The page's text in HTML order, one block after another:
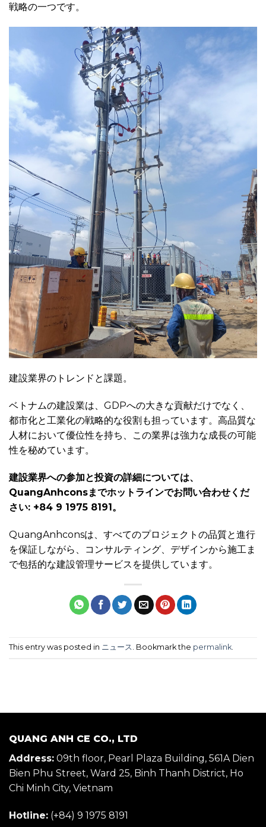
戦略の一つです。
建設業界のトレンドと課題。
ベトナムの建設業は、GDPへの大きな貢献だけでなく、
都市化と工業化の戦略的な役割も担っています。高品質な
人材において優位性を持ち、この業界は強力な成長の可能
性を秘めています。
建設業界への参加と投資の詳細については、
QuangAnhconsまでホットラインでお問い合わせくだ
さい: +84 9 1975 8191。
QuangAnhconsは、すべてのプロジェクトの品質と進行
を保証しながら、コンサルティング、デザインから施工ま
で包括的な建設管理サービスを提供しています。
This entry was posted in ニュース. Bookmark the permalink.
QUANG ANH CE CO., LTD
Address: 09th floor, Pearl Plaza Building, 561A Dien
Bien Phu Street, Ward 25, Binh Thanh District, Ho
Chi Minh City, Vietnam
Hotline: (+84) 9 1975 8191